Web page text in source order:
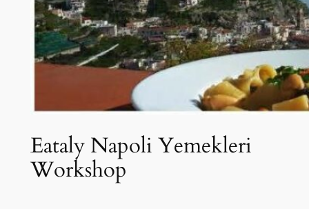
Eataly Napoli Yemekleri
Workshop